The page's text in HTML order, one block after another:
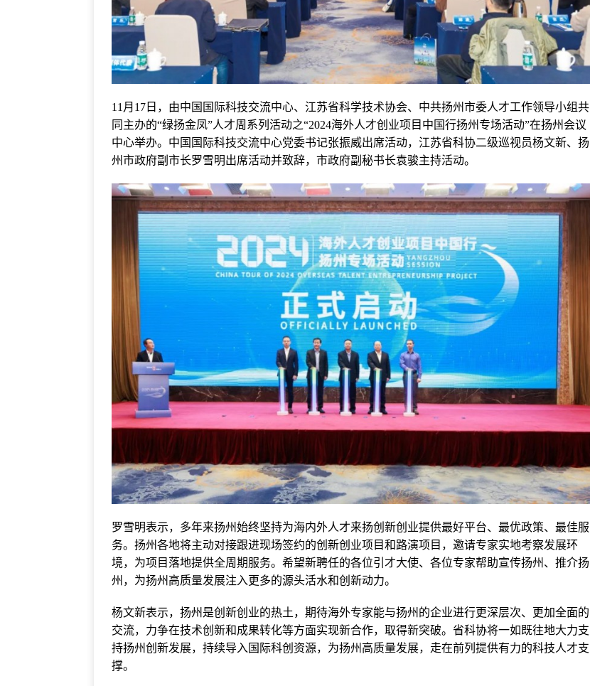
11月17日，由中国国际科技交流中心、江苏省科学技术协会、中共扬州市委人才工作领导小组共
同主办的“绿扬金凤”人才周系列活动之“2024海外人才创业项目中国行扬州专场活动”在扬州会议
中心举办。中国国际科技交流中心党委书记张振威出席活动，江苏省科协二级巡视员杨文新、扬
州市政府副市长罗雪明出席活动并致辞，市政府副秘书长袁骏主持活动。
罗雪明表示，多年来扬州始终坚持为海内外人才来扬创新创业提供最好平台、最优政策、最佳服
务。扬州各地将主动对接跟进现场签约的创新创业项目和路演项目，邀请专家实地考察发展环
境，为项目落地提供全周期服务。希望新聘任的各位引才大使、各位专家帮助宣传扬州、推介扬
州，为扬州高质量发展注入更多的源头活水和创新动力。
杨文新表示，扬州是创新创业的热土，期待海外专家能与扬州的企业进行更深层次、更加全面的
交流，力争在技术创新和成果转化等方面实现新合作，取得新突破。省科协将一如既往地大力支
持扬州创新发展，持续导入国际科创资源，为扬州高质量发展，走在前列提供有力的科技人才支
撑。